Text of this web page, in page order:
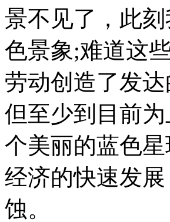
景不见了，此
色景象;难道这
劳动创造了发
但至少到目前
个美丽的蓝色
经济的快速发
蚀。